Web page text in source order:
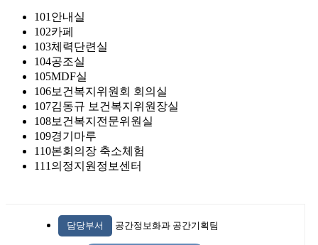
101 안내실
102카페
103체력단련실
104공조실
105MDF실
106보건복지위원회 회의실
107김동규 보건복지위원장실
108보건복지전문위원실
109경기마루
110본회의장 축소체험
111 의정지원정보센터
담당부서 공간정보화과 공간기획팀